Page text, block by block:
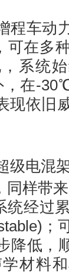
车动
可在多
系统
，在-
现依旧
级电混
样带来
统经过
；
降低，
材料